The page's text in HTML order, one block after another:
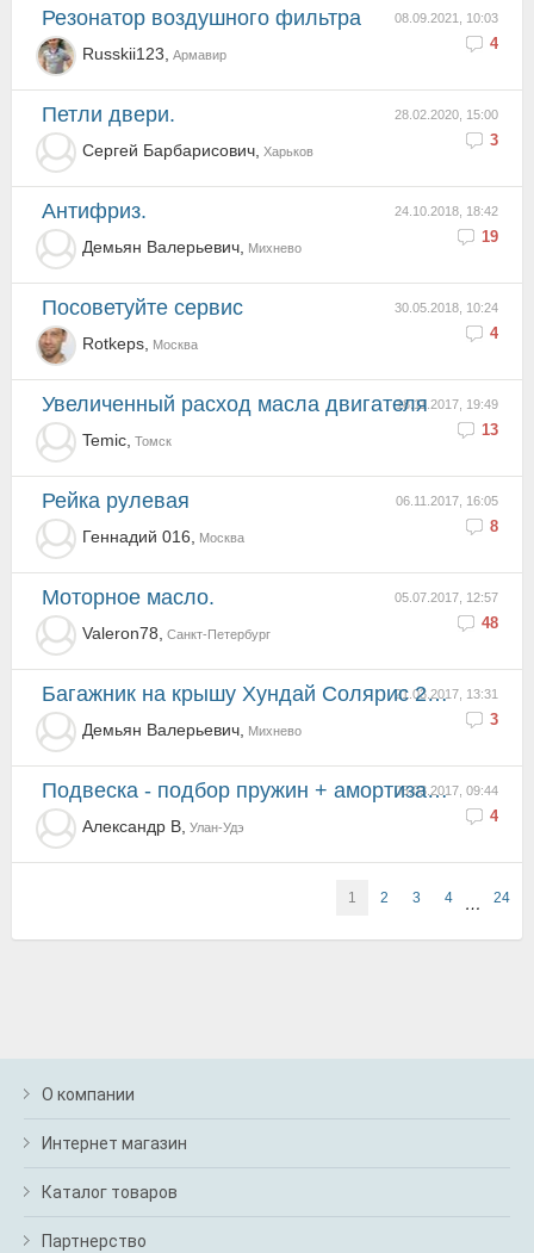
08.09.2021, 10:03
4
Резонатор воздушного фильтра
Russkii123, Армавир
28.02.2020, 15:00
3
Петли двери.
Сергей Барбарисович, Харьков
24.10.2018, 18:42
19
Антифриз.
Демьян Валерьевич, Михнево
30.05.2018, 10:24
4
Посоветуйте сервис
Rotkeps, Москва
18.11.2017, 19:49
13
Увеличенный расход масла двигателя
Temic, Томск
06.11.2017, 16:05
8
рейка рулевая
Геннадий 016, Москва
05.07.2017, 12:57
48
Моторное масло.
Valeron78, Санкт-Петербург
21.03.2017, 13:31
3
Багажник на крышу Хундай Солярис 2011
Демьян Валерьевич, Михнево
06.03.2017, 09:44
4
Подвеска - подбор пружин + амортизаторов.
Алекcaндр В, Улан-Удэ
1 2 3 4 … 24
О компании
Интернет магазин
Каталог товаров
Партнерство